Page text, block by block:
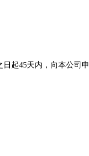
起45天内，向本公司